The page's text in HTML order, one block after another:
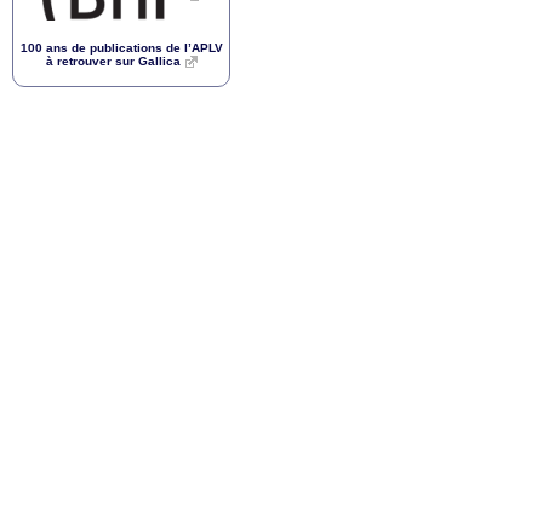
100 ans de publications de l’APLV
à retrouver sur Gallica